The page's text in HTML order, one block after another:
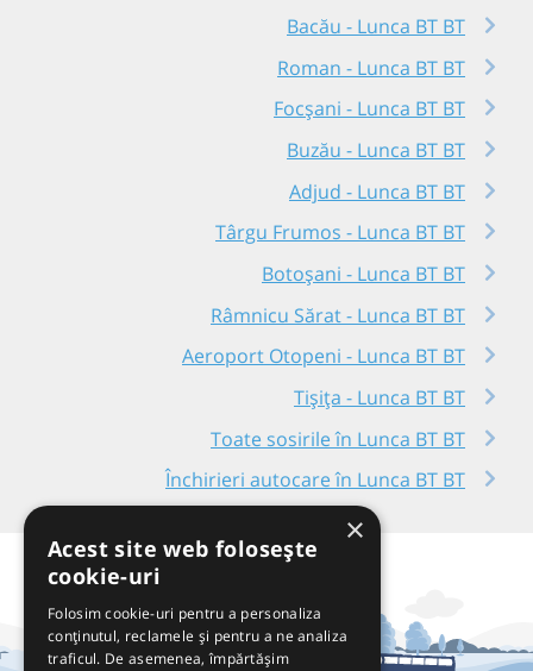
Bacău - Lunca BT BT
Roman - Lunca BT BT
Focșani - Lunca BT BT
Buzău - Lunca BT BT
Adjud - Lunca BT BT
Târgu Frumos - Lunca BT BT
Botoșani - Lunca BT BT
Râmnicu Sărat - Lunca BT BT
Aeroport Otopeni - Lunca BT BT
Tișița - Lunca BT BT
Toate sosirile în Lunca BT BT
Închirieri autocare în Lunca BT BT
×
Acest site web folosește
cookie-uri
Folosim cookie-uri pentru a personaliza
conținutul, reclamele și pentru a ne analiza
traficul. De asemenea, împărtășim